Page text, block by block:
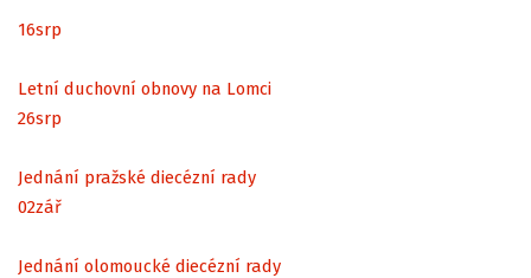
16srp
Letní duchovní obnovy na Lomci
26srp
Jednání pražské diecézní rady
02zář
Jednání olomoucké diecézní rady